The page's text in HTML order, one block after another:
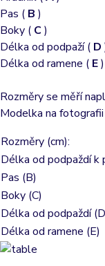
Pas ( B )
Boky ( C)
Délka od podpaží ( D
Délka od ramene ( E)
Rozměry se měří
Modelka na
Rozměry (cm):
Délka od podpaždí k
Pas (B)
Boky (C)
Délka od podpaždí
Délka od ramene (E)